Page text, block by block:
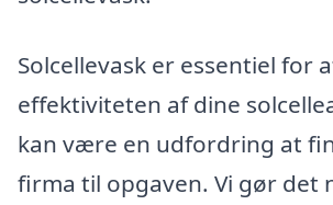
Solcellevask er essentiel for
effektiviteten af dine
kan være en udfordring at
firma til opgaven. Vi gør det